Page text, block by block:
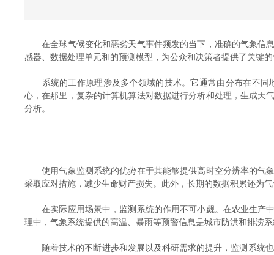
在全球气候变化和恶劣天气事件频发的当下，准确的气象信
感器、数据处理单元和的预测模型，为公众和决策者提供了关键
系统的工作原理涉及多个领域的技术。它通常由分布在不同
心，在那里，复杂的计算机算法对数据进行分析和处理，生成天
分析。
使用气象监测系统的优势在于其能够提供高时空分辨率的气象
采取应对措施，减少生命财产损失。此外，长期的数据积累还为
在实际应用场景中，监测系统的作用不可小觑。在农业生产中
理中，气象系统提供的高温、暴雨等预警信息是城市防洪和排涝
随着技术的不断进步和发展以及科研需求的提升，监测系统也